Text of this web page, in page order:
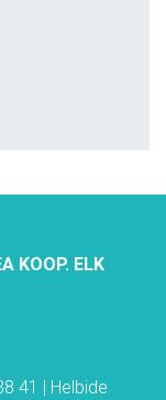
KOOP. ELK
41 | Helbide